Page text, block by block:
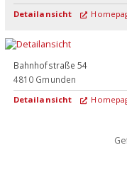
Detailansicht
Bahnhofstraße 54
4810 Gmunden
Detailansicht